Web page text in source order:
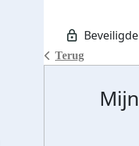
Terug